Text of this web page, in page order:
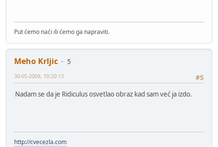
Put ćemo naći ili ćemo ga napraviti.
Meho Krljic
5
#5
30-05-2009, 10:20:13
Nadam se da je Ridiculus osvetlao obraz kad sam već ja izdo.
http://cvecezla.com